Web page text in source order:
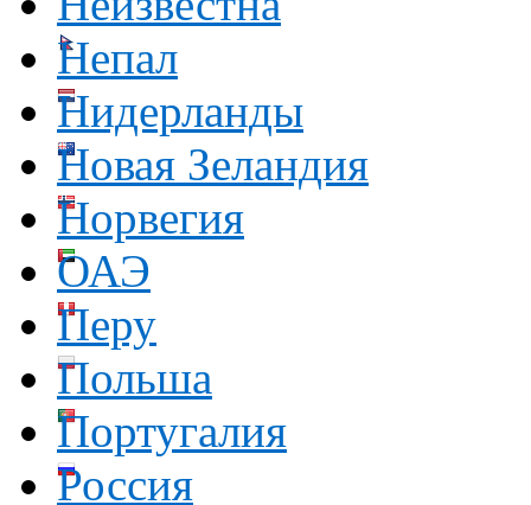
Непал
Нидерланды
Новая Зеландия
Норвегия
ОАЭ
Перу
Польша
Португалия
Россия